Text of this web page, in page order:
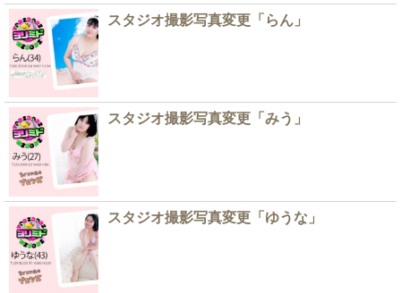
スタジオ撮影写真変更「らん」
スタジオ撮影写真変更「みう」
スタジオ撮影写真変更「ゆうな」